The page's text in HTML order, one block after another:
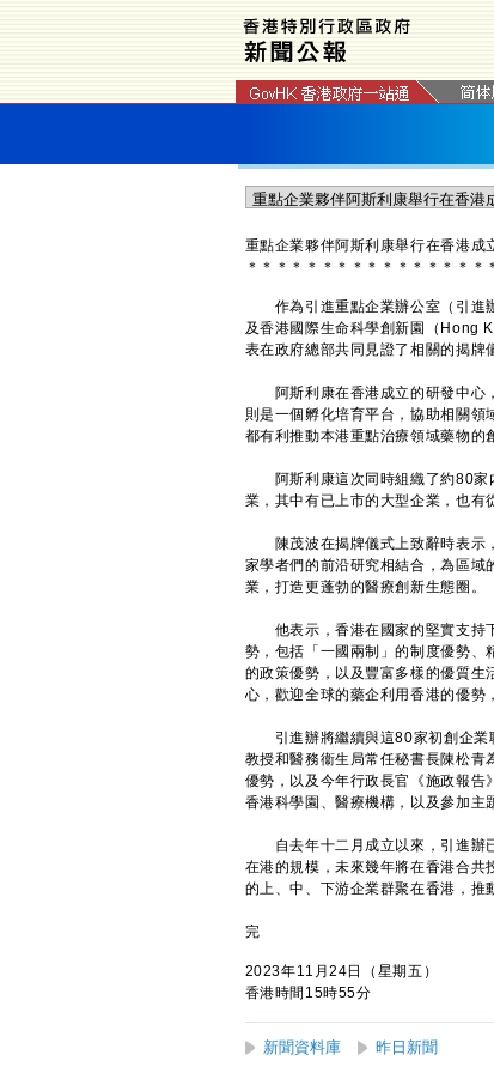
重點企業夥伴阿斯利康舉行在香港成
＊ ＊ ＊ ＊ ＊ ＊ ＊ ＊ ＊ ＊ ＊ ＊ ＊ ＊ ＊ ＊
作為引進重點企業辦公室（引進
及香港國際生命科學創新園（Hong
表在政府總部共同見證了相關的揭牌
阿斯利康在香港成立的研發中心
則是一個孵化培育平台，協助相關
都有利推動本港重點治療領域藥物的
阿斯利康這次同時組織了約80家
業，其中有已上市的大型企業，也有
陳茂波在揭牌儀式上致辭時表示，
家學者們的前沿研究相結合，為區
業，打造更蓬勃的醫療創新生態圈。
他表示，香港在國家的堅實支持下
勢，包括「一國兩制」的制度優勢、
的政策優勢，以及豐富多樣的優質生
心，歡迎全球的藥企利用香港的優勢
引進辦將繼續與這80家初創企業
教授和醫務衞生局常任秘書長陳松青
優勢，以及今年行政長官《施政報告
香港科學園、醫療機構，以及參加主
自去年十二月成立以來，引進辦
在港的規模，未來幾年將在香港合
的上、中、下游企業群聚在香港，推
完
2023年11月24日（星期五）
香港時間15時55分
新聞資料庫 昨日新聞